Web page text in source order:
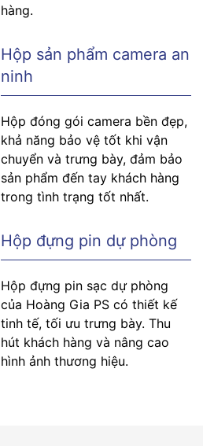
hàng.
Hộp sản phẩm camera an
ninh
Hộp đóng gói camera bền đẹp,
khả năng bảo vệ tốt khi vận
chuyển và trưng bày, đảm bảo
sản phẩm đến tay khách hàng
trong tình trạng tốt nhất.
Hộp đựng pin dự phòng
Hộp đựng pin sạc dự phòng
của Hoàng Gia PS có thiết kế
tinh tế, tối ưu trưng bày. Thu
hút khách hàng và nâng cao
hình ảnh thương hiệu.